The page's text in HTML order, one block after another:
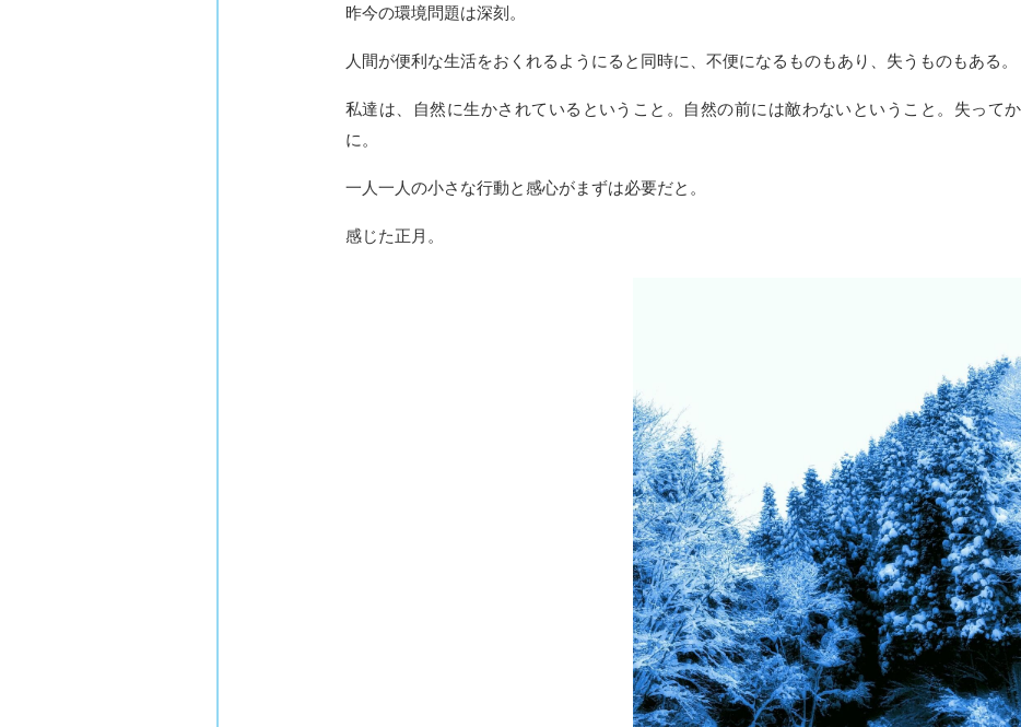
昨今の環境問題は深刻。
人間が便利な生活をおくれるようにると同時に、不便になるものもあり、失うものもある。
私達は、自然に生かされているということ。自然の前には敵わないということ。失って
に。
一人一人の小さな行動と感心がまずは必要だと。
感じた正月。